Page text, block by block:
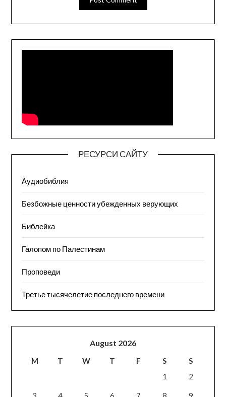
РЕСУРСИ САЙТУ
Аудиобиблия
Безбожные ценности убежденных верующих
Библейка
Галопом по Палестинам
Проповеди
Третье тысячелетие последнего времени
August 2026
M T W T F S
S
1
2